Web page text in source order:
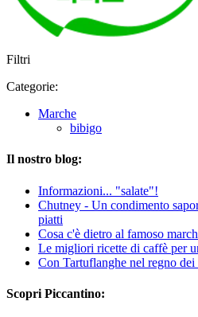
Filtri
Categorie:
Marche
bibigo
Il nostro blog:
Informazioni... "salate"!
Chutney - Un condimento
piatti
Cosa c'è dietro al famoso
Le migliori ricette di caffè per
Con Tartuflanghe nel regno dei
Scopri Piccantino: